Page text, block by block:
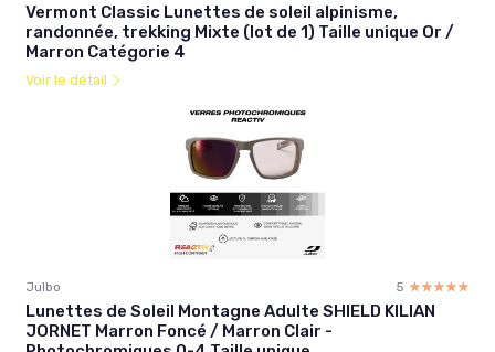
Vermont Classic Lunettes de soleil alpinisme,
randonnée, trekking Mixte (lot de 1) Taille unique Or /
Marron Catégorie 4
Voir le détail
Julbo 5 ☆☆☆☆☆
★★★★★
Lunettes de Soleil Montagne Adulte SHIELD KILIAN
JORNET Marron Foncé / Marron Clair -